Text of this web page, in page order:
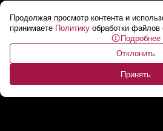
Продолжая просмотр контента и
принимаете Политику обработки файлов
Подробнее
Отклонить
Принять
Что на обратной стороне
Евфросинии Полоцкой?